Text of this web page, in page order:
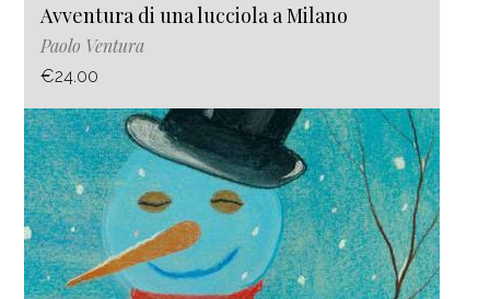
Avventura di una lucciola a Milano
Paolo Ventura
€24.00